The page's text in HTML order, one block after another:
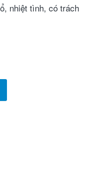
nhiệt tình, có trách